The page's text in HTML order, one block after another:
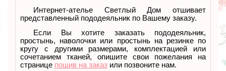
Интернет-ателье Светлый Дом отшивает
представленный пододеяльник по Вашему заказу.
Если Вы хотите заказать пододеяльник,
простынь, наволочки или простынь на резинке по
кругу с другими размерами, комплектацией или
сочетанием тканей, опишите свои пожелания на
странице пошив на заказ или позвоните нам.